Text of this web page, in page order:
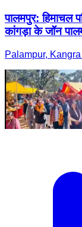
पालमपुर: हिमाचल
कांगड़ा के जॉन
Palampur,